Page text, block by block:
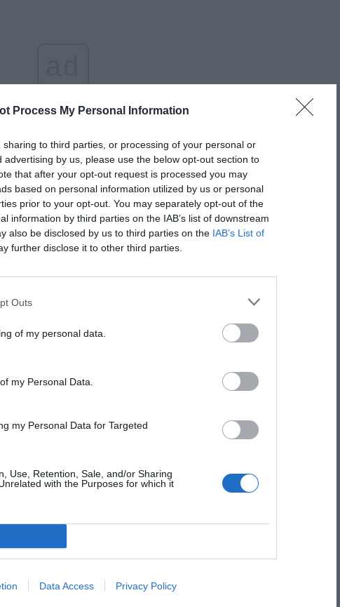
Process My Personal Information
to third parties, or processing of your personal or
by us, please use the below opt-out section to
that after your opt-out request is processed you may
based on personal information utilized by us or personal
prior to your opt-out. You may separately opt-out of the
information by third parties on the IAB’s list of downstream
also be disclosed by us to third parties on the IAB’s List of
further disclose it to other third parties.
Outs
of my personal data.
my Personal Data.
my Personal Data for Targeted
Use, Retention, Sale, and/or Sharing
with the Purposes for which it
Data Access Privacy Policy
źródeł w Google Dodaj
Fot. Shutterstock
dni doświadczamy coraz wyższych temperatur.
ostrzeżenia drugiego stopnia.